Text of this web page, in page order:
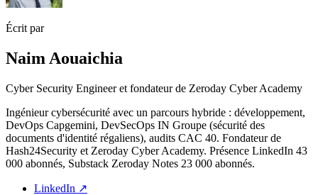
Écrit par
Naim Aouaichia
Cyber Security Engineer et fondateur de Zeroday Cyber Academy
Ingénieur cybersécurité avec un parcours hybride : développement,
DevOps Capgemini, DevSecOps IN Groupe (sécurité des
documents d'identité régaliens), audits CAC 40. Fondateur de
Hash24Security et Zeroday Cyber Academy. Présence LinkedIn 43
000 abonnés, Substack Zeroday Notes 23 000 abonnés.
LinkedIn ↗